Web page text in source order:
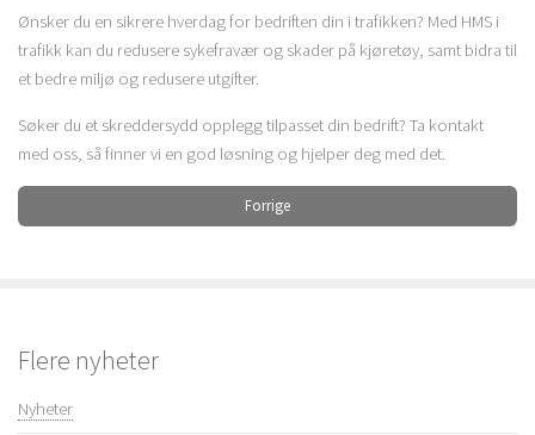
Ønsker du en sikrere hverdag for bedriften din i trafikken? Med HMS i
trafikk kan du redusere sykefravær og skader på kjøretøy, samt bidra til
et bedre miljø og redusere utgifter.
Søker du et skreddersydd opplegg tilpasset din bedrift? Ta kontakt
med oss, så finner vi en god løsning og hjelper deg med det.
Forrige
Flere nyheter
Nyheter